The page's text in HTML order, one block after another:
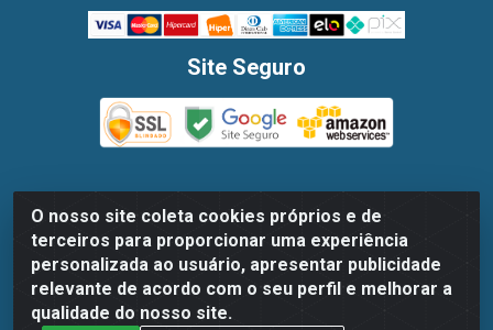
O nosso site coleta cookies próprios e de
terceiros para proporcionar uma experiência
personalizada ao usuário, apresentar publicidade
relevante de acordo com o seu perfil e melhorar a
qualidade do nosso site.
Site Seguro
Dispan Distribuidora de Alimentos LTDA - Avenida
Marechal Mascarenhas De Moraes, 1048- Imbiribeira,
Recife/PE - CEP 51.170-000 - CNPJ 30.779.584/0003-78